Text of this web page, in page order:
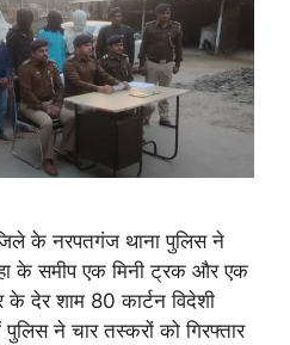
जिले के नरपतगंज थाना पुलिस ने
के समीप एक मिनी ट्रक और एक
के देर शाम 80 कार्टन विदेशी
ने चार तस्करों को गिरफ्तार